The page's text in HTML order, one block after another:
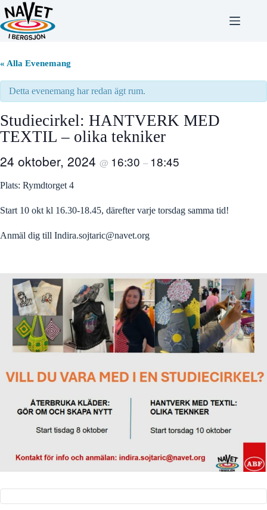
Hoppa
till
innehåll
« Alla Evenemang
Detta evenemang har redan ägt rum.
Studiecirkel: HANTVERK MED
TEXTIL – olika tekniker
24 oktober, 2024 @ 16:30 – 18:45
Plats: Rymdtorget 4
Start 10 okt kl 16.30-18.45, därefter varje torsdag samma tid!
Anmäl dig till Indira.sojtaric@navet.org